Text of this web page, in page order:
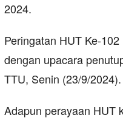
2024.
Peringatan HUT Ke-
dengan upacara
TTU, Senin (23/9/2024).
Adapun perayaan HUT